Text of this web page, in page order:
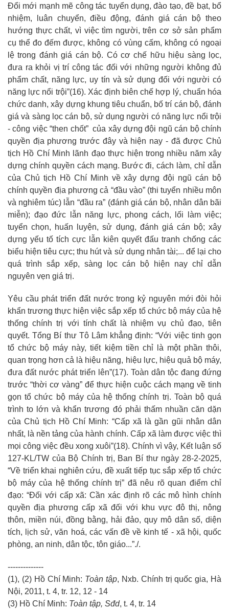
Đổi mới mạnh mẽ công tác tuyển dụng, đào tạo, đề bạt, bổ
nhiệm, luân chuyển, điều động, đánh giá cán bộ theo
hướng thực chất, vì việc tìm người, trên cơ sở sản phẩm
cụ thể đo đếm được, không có vùng cấm, không có ngoại
lệ trong đánh giá cán bộ. Có cơ chế hữu hiệu sàng lọc,
đưa ra khỏi vị trí công tác đối với những người không đủ
phẩm chất, năng lực, uy tín và sử dụng đối với người có
năng lực nổi trội”(16). Xác định biên chế hợp lý, chuẩn hóa
chức danh, xây dựng khung tiêu chuẩn, bố trí cán bộ, đánh
giá và sàng lọc cán bộ, sử dụng người có năng lực nổi trội
- công việc “then chốt” của xây dựng đội ngũ cán bộ chính
quyền địa phương trước đây và hiện nay - đã được Chủ
tịch Hồ Chí Minh lãnh đạo thực hiện trong nhiều năm xây
dựng chính quyền cách mạng. Bước đi, cách làm, chỉ dẫn
của Chủ tịch Hồ Chí Minh về xây dựng đội ngũ cán bộ
chính quyền địa phương cả “đầu vào” (thi tuyển nhiều môn
và nghiêm túc) lẫn “đầu ra” (đánh giá cán bộ, nhân dân bãi
miễn); đạo đức lẫn năng lực, phong cách, lối làm việc;
tuyển chọn, huấn luyện, sử dụng, đánh giá cán bộ; xây
dựng yếu tố tích cực lẫn kiên quyết đấu tranh chống các
biểu hiện tiêu cực; thu hút và sử dụng nhân tài;... để lại cho
quá trình sắp xếp, sàng lọc cán bộ hiện nay chỉ dẫn
nguyên vẹn giá trị.
Yêu cầu phát triển đất nước trong kỷ nguyên mới đòi hỏi
khẩn trương thực hiện việc sắp xếp tổ chức bộ máy của hệ
thống chính trị với tính chất là nhiệm vụ chủ đạo, tiên
quyết. Tổng Bí thư Tô Lâm khẳng định: “Với việc tinh gọn
tổ chức bộ máy này, tiết kiệm tiền chỉ là một phần thôi,
quan trọng hơn cả là hiệu năng, hiệu lực, hiệu quả bộ máy,
đưa đất nước phát triển lên”(17). Toàn dân tộc đang đứng
trước “thời cơ vàng” để thực hiện cuộc cách mạng về tinh
gọn tổ chức bộ máy của hệ thống chính trị. Toàn bộ quá
trình to lớn và khẩn trương đó phải thấm nhuần căn dặn
của Chủ tịch Hồ Chí Minh: “Cấp xã là gần gũi nhân dân
nhất, là nền tảng của hành chính. Cấp xã làm được việc thì
mọi công việc đều xong xuôi”(18). Chính vì vậy, Kết luận số
127-KL/TW của Bộ Chính trị, Ban Bí thư ngày 28-2-2025,
“Về triển khai nghiên cứu, đề xuất tiếp tục sắp xếp tổ chức
bộ máy của hệ thống chính trị” đã nêu rõ quan điểm chỉ
đạo: “Đối với cấp xã: Cần xác định rõ các mô hình chính
quyền địa phương cấp xã đối với khu vực đô thị, nông
thôn, miền núi, đồng bằng, hải đảo, quy mô dân số, diện
tích, lịch sử, văn hoá, các vấn đề về kinh tế - xã hội, quốc
phòng, an ninh, dân tộc, tôn giáo...”./.
--------------
(1), (2) Hồ Chí Minh: Toàn tập, Nxb. Chính trị quốc gia, Hà
Nội, 2011, t. 4, tr. 12, 12 - 14
(3) Hồ Chí Minh: Toàn tập, Sđd, t. 4, tr. 14